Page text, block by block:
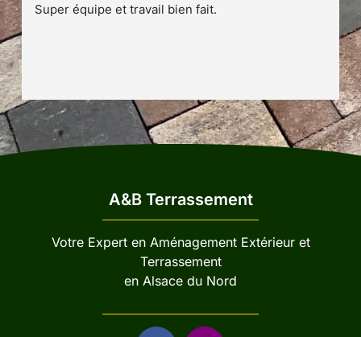
Super équipe et travail bien fait.
A&B Terrassement
Votre Expert en Aménagement Extérieur et
Terrassement
en Alsace du Nord